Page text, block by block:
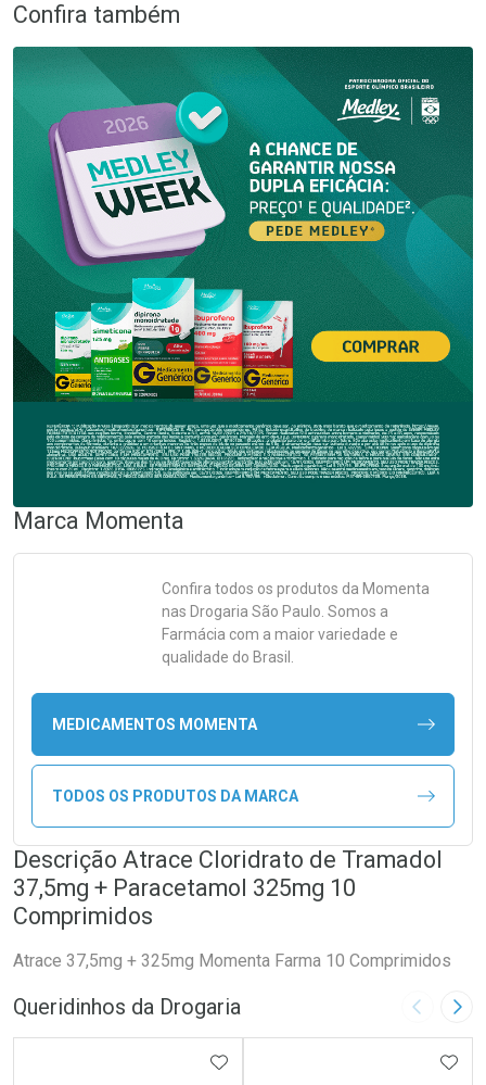
Confira também
Marca Momenta
Confira todos os produtos da Momenta
nas Drogaria São Paulo. Somos a
Farmácia com a maior variedade e
qualidade do Brasil.
MEDICAMENTOS MOMENTA
TODOS OS PRODUTOS DA MARCA
Descrição Atrace Cloridrato de Tramadol
37,5mg + Paracetamol 325mg 10
Comprimidos
Atrace 37,5mg + 325mg Momenta Farma 10 Comprimidos
Queridinhos da Drogaria Imagem
ADICIONAR AOS FAVORITOS